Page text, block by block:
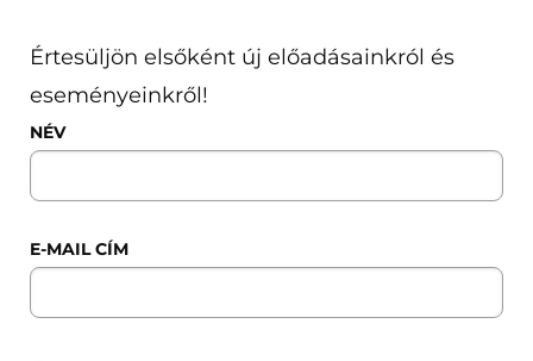
Értesüljön elsőként új előadásainkról és
eseményeinkről!
NÉV
E-MAIL CÍM